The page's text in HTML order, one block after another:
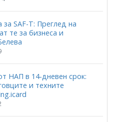
SAF-T: Преглед на
те за бизнеса и
НАП в 14-дневен срок:
и техните